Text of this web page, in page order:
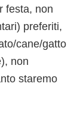
festa, non
preferiti,
cane/gatto
non
staremo